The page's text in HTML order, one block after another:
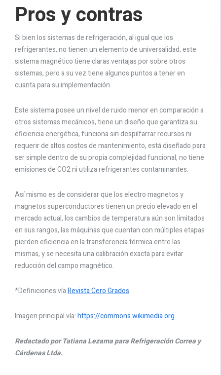
Pros y contras
Si bien los sistemas de refrigeración, al igual que los
refrigerantes, no tienen un elemento de universalidad, este
sistema magnético tiene claras ventajas por sobre otros
sistemas, pero a su vez tiene algunos puntos a tener en
cuanta para su implementación.
Este sistema posee un nivel de ruido menor en comparación a
otros sistemas mecánicos, tiene un diseño que garantiza su
eficiencia energética, funciona sin despilfarrar recursos ni
requerir de altos costos de mantenimiento, está diseñado para
ser simple dentro de su propia complejidad funcional, no tiene
emisiones de CO2 ni utiliza refrigerantes contaminantes.
Así mismo es de considerar que los electro magnetos y
magnetos superconductores tienen un precio elevado en el
mercado actual, los cambios de temperatura aún son limitados
en sus rangos, las máquinas que cuentan con múltiples etapas
pierden eficiencia en la transferencia térmica entre las
mismas, y se necesita una calibración exacta para evitar
reducción del campo magnético.
*Definiciones víaRevista Cero Grados
Imagen principal vía:https://commons.wikimedia.org
Redactado por Tatiana Lezama para Refrigeración Correa y
Cárdenas Ltda.